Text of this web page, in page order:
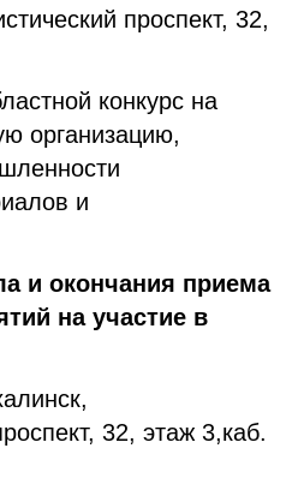
проспект, 32,
конкурс на
организацию,
и
и окончания приема
на участие в
32, этаж 3,каб.